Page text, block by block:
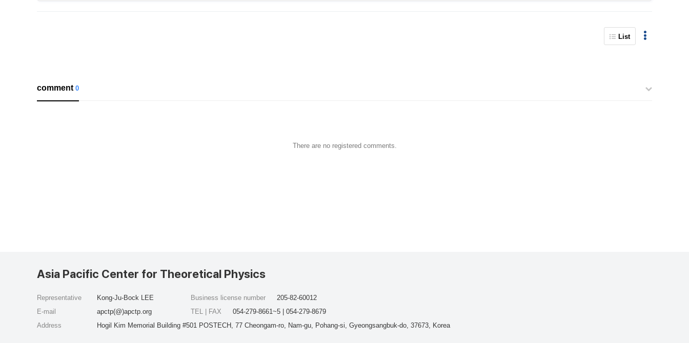
List
comment0
There are no registered comments.
Asia Pacific Center for Theoretical Physics
Representative
Kong-Ju-Bock LEE
E-mail
apctp(@)apctp.org
Address
Hogil Kim Memorial Building #501 POSTECH, 77 Cheongam-ro, Nam-gu, Pohang-si, Gyeongsangbuk-do, 37673, Korea
Business license number
205-82-60012
TEL | FAX
054-279-8661~5 | 054-279-8679